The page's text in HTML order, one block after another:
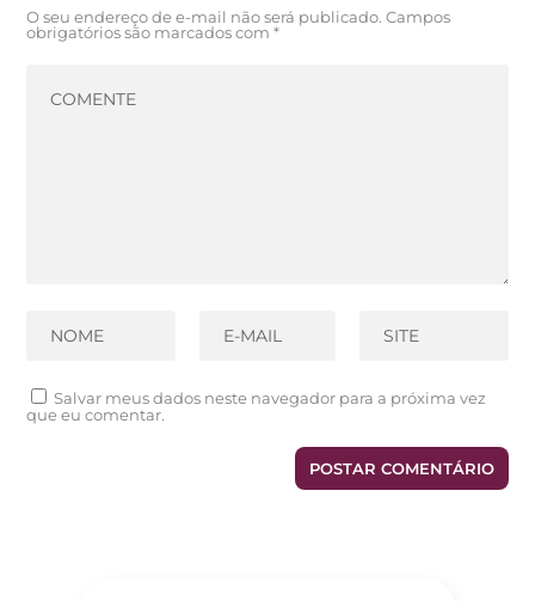
O seu endereço de e-mail não será publicado. Campos
obrigatórios são marcados com*
Salvar meus dados neste navegador para a próxima vez
que eu comentar.